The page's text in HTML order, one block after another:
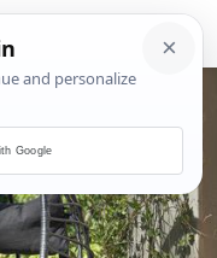
Google